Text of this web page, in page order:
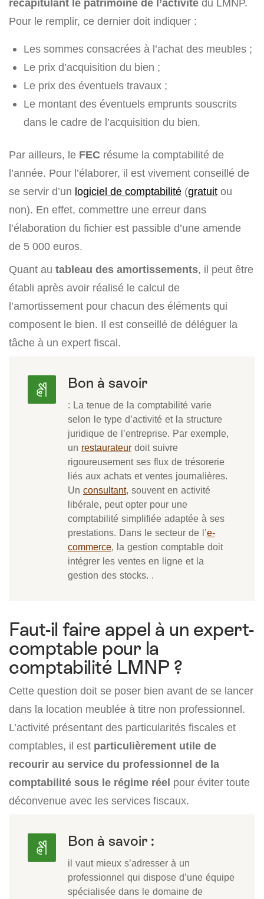
récapitulant le patrimoine de l’activité du LMNP.
Pour le remplir, ce dernier doit indiquer :
Les sommes consacrées à l’achat des meubles ;
Le prix d’acquisition du bien ;
Le prix des éventuels travaux ;
Le montant des éventuels emprunts souscrits
dans le cadre de l’acquisition du bien.
Par ailleurs, le FEC résume la comptabilité de
l’année. Pour l’élaborer, il est vivement conseillé de
se servir d’un logiciel de comptabilité (gratuit ou
non). En effet, commettre une erreur dans
l’élaboration du fichier est passible d’une amende
de 5 000 euros.
Quant au tableau des amortissements, il peut être
établi après avoir réalisé le calcul de
l’amortissement pour chacun des éléments qui
composent le bien. Il est conseillé de déléguer la
tâche à un expert fiscal.
Bon à savoir
: La tenue de la comptabilité varie
selon le type d’activité et la structure
juridique de l’entreprise. Par exemple,
un restaurateur doit suivre
rigoureusement ses flux de trésorerie
liés aux achats et ventes journalières.
Un consultant, souvent en activité
libérale, peut opter pour une
comptabilité simplifiée adaptée à ses
prestations. Dans le secteur de l’e-
commerce, la gestion comptable doit
intégrer les ventes en ligne et la
gestion des stocks. .
Faut-il faire appel à un expert-
comptable pour la
comptabilité LMNP ?
Cette question doit se poser bien avant de se lancer
dans la location meublée à titre non professionnel.
L’activité présentant des particularités fiscales et
comptables, il est particulièrement utile de
recourir au service du professionnel de la
comptabilité sous le régime réel pour éviter toute
déconvenue avec les services fiscaux.
Bon à savoir :
il vaut mieux s’adresser à un
professionnel qui dispose d’une équipe
spécialisée dans le domaine de